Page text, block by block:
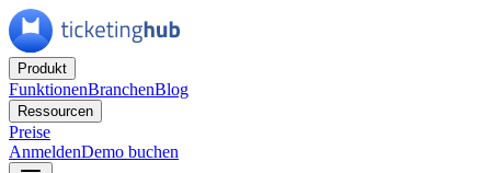
Produkt
FunktionenBranchenBlog
Ressourcen
Preise
AnmeldenDemo buchen